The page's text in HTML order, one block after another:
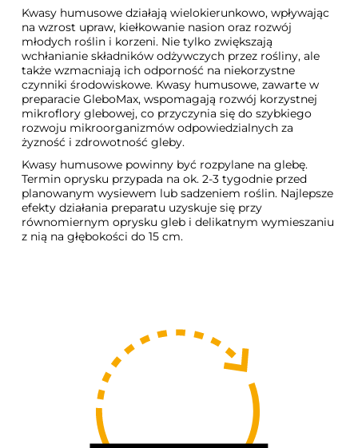
Kwasy humusowe działają wielokierunkowo, wpływając
na wzrost upraw, kiełkowanie nasion oraz rozwój
młodych roślin i korzeni. Nie tylko zwiększają
wchłanianie składników odżywczych przez rośliny, ale
także wzmacniają ich odporność na niekorzystne
czynniki środowiskowe. Kwasy humusowe, zawarte w
preparacie GleboMax, wspomagają rozwój korzystnej
mikroflory glebowej, co przyczynia się do szybkiego
rozwoju mikroorganizmów odpowiedzialnych za
żyzność i zdrowotność gleby.
Kwasy humusowe powinny być rozpylane na glebę.
Termin oprysku przypada na ok. 2-3 tygodnie przed
planowanym wysiewem lub sadzeniem roślin. Najlepsze
efekty działania preparatu uzyskuje się przy
równomiernym oprysku gleb i delikatnym wymieszaniu
z nią na głębokości do 15 cm.